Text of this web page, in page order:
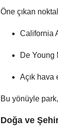
Öne çıkan
California
De Young
Açık hava
Bu yönüyle
Doğa ve